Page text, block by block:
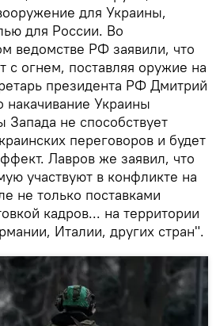
для Украины,
для России. Во
ведомстве РФ заявили, что
с огнем, поставляя оружие на
президента РФ Дмитрий
накачивание Украины
не способствует
переговоров и будет
Лавров же заявил, что
участвуют в конфликте на
не только поставками
кадров... на территории
Италии, других стран".